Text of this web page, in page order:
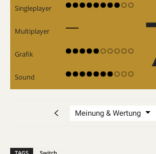
Singleplayer
Multiplayer
Grafik
Sound